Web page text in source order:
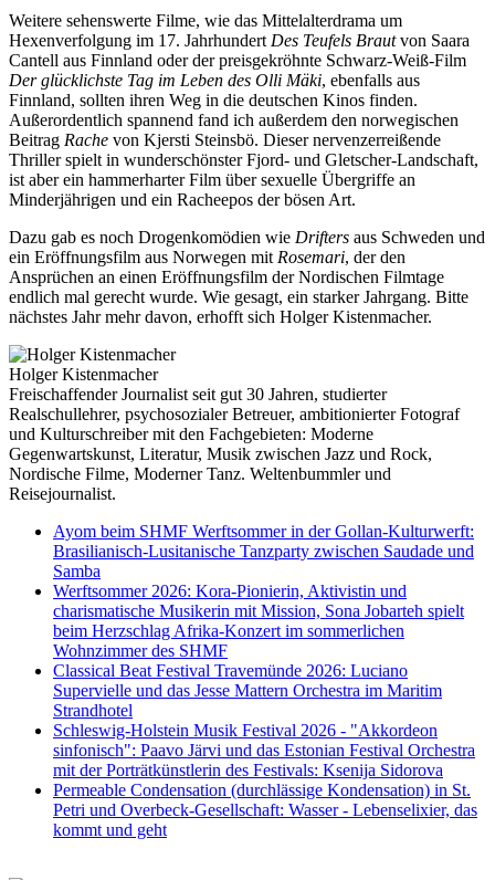
Weitere sehenswerte Filme, wie das Mittelalterdrama um
Hexenverfolgung im 17. Jahrhundert Des Teufels Brautvon Saara
Cantell aus Finnland oder der preisgekröhnte Schwarz-Weiß-Film
Der glücklichste Tag im Leben des Olli Mäki, ebenfalls aus
Finnland, sollten ihren Weg in die deutschen Kinos finden.
Außerordentlich spannend fand ich außerdem den norwegischen
Beitrag Rache von Kjersti Steinsbö. Dieser nervenzerreißende
Thriller spielt in wunderschönster Fjord- und Gletscher-Landschaft,
ist aber ein hammerharter Film über sexuelle Übergriffe an
Minderjährigen und ein Racheepos der bösen Art.
Dazu gab es noch Drogenkomödien wie Drifters aus Schweden und
ein Eröffnungsfilm aus Norwegen mit Rosemari, der den
Ansprüchen an einen Eröffnungsfilm der Nordischen Filmtage
endlich mal gerecht wurde. Wie gesagt, ein starker Jahrgang. Bitte
nächstes Jahr mehr davon, erhofft sich Holger Kistenmacher.
Holger Kistenmacher
Freischaffender Journalist seit gut 30 Jahren, studierter
Realschullehrer, psychosozialer Betreuer, ambitionierter Fotograf
und Kulturschreiber mit den Fachgebieten: Moderne
Gegenwartskunst, Literatur, Musik zwischen Jazz und Rock,
Nordische Filme, Moderner Tanz. Weltenbummler und
Reisejournalist.
Ayom beim SHMF Werftsommer in der Gollan-Kulturwerft:
Brasilianisch-Lusitanische Tanzparty zwischen Saudade und
Samba
Werftsommer 2026: Kora-Pionierin, Aktivistin und
charismatische Musikerin mit Mission, Sona Jobarteh spielt
beim Herzschlag Afrika-Konzert im sommerlichen
Wohnzimmer des SHMF
Classical Beat Festival Travemünde 2026: Luciano
Supervielle und das Jesse Mattern Orchestra im Maritim
Strandhotel
Schleswig-Holstein Musik Festival 2026 - "Akkordeon
sinfonisch": Paavo Järvi und das Estonian Festival Orchestra
mit der Porträtkünstlerin des Festivals: Ksenija Sidorova
Permeable Condensation (durchlässige Kondensation) in St.
Petri und Overbeck-Gesellschaft: Wasser - Lebenselixier, das
kommt und geht